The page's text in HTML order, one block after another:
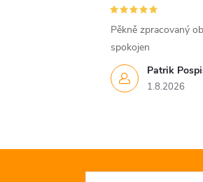
Patrik
1.8.2026
Pěkně zpracovaný
spokojen